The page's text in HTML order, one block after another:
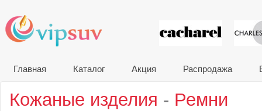
VIP
Главная Каталог Акция Распродажа
Кожаные изделия - Ремни